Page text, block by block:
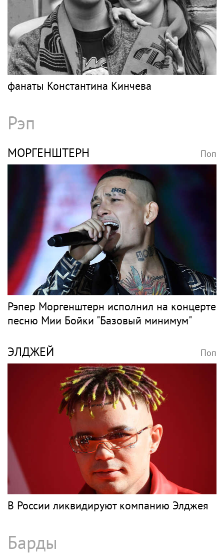
фанаты Константина Кинчева
Рэп
МОРГЕНШТЕРН Поп
Рэпер Моргенштерн исполнил на концерте
песню Мии Бойки "Базовый минимум"
ЭЛДЖЕЙ Поп
В России ликвидируют компанию Элджея
Барды